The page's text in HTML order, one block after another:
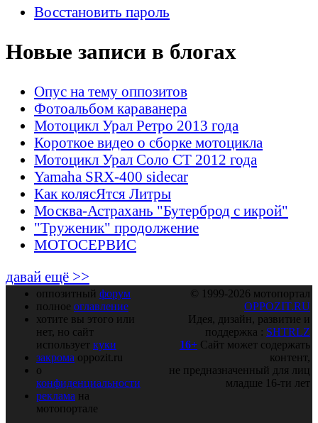
Восстановить пароль
Новые записи в блогах
Опус на тему оппозитов
Фотоальбом караванера
Мотоцикл Урал Ретро 2013 года
Короткое видео о сборке мотоцикла
Мотоцикл Урал Соло СТ 2012 года
Yamaha SRX-400 sidecar
Как колясЯтся Литры
Москва-Астрахань "Бутерброд с икрой"
"Труженик" продолжение
МОТОСЕРВИС
давай ещё >>
оппозитный форум
полное оглавление
хотите вы этого или
нет, но сайт
использует куки
закрома oppozit.ru
о
конфиденциальности
реклама на
мотопортале
© 1999-2026 мотопортал
OPPOZIT.RU
Идея, дизайн, развитие и
поддержка : SHTRLZ
16+ Сайт может содержать
контент,
не предназначенный для лиц
младше 16-ти лет